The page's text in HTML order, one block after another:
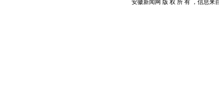
安徽新闻网 版 权 所 有 ，信息